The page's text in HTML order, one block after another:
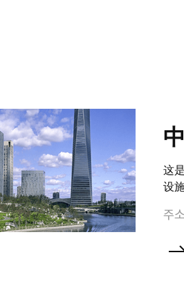
这
设
주소